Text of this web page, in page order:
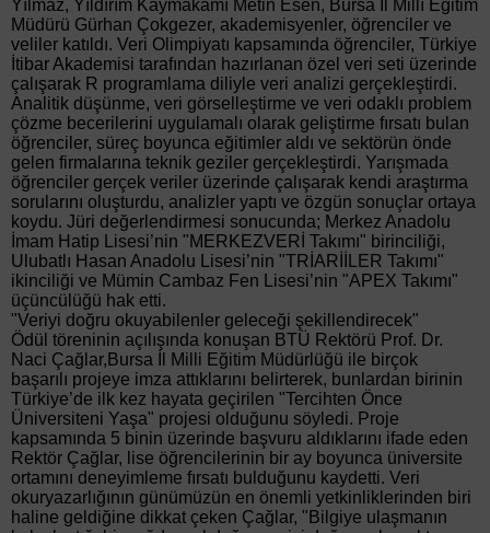
Yılmaz, Yıldırım Kaymakamı Metin Esen, Bursa İl Millî Eğitim
Müdürü Gürhan Çokgezer, akademisyenler, öğrenciler ve
veliler katıldı. Veri Olimpiyatı kapsamında öğrenciler, Türkiye
İtibar Akademisi tarafından hazırlanan özel veri seti üzerinde
çalışarak R programlama diliyle veri analizi gerçekleştirdi.
Analitik düşünme, veri görselleştirme ve veri odaklı problem
çözme becerilerini uygulamalı olarak geliştirme fırsatı bulan
öğrenciler, süreç boyunca eğitimler aldı ve sektörün önde
gelen firmalarına teknik geziler gerçekleştirdi. Yarışmada
öğrenciler gerçek veriler üzerinde çalışarak kendi araştırma
sorularını oluşturdu, analizler yaptı ve özgün sonuçlar ortaya
koydu. Jüri değerlendirmesi sonucunda; Merkez Anadolu
İmam Hatip Lisesi’nin "MERKEZVERİ Takımı" birinciliği,
Ulubatlı Hasan Anadolu Lisesi’nin "TRİARİİLER Takımı"
ikinciliği ve Mümin Cambaz Fen Lisesi’nin "APEX Takımı"
üçüncülüğü hak etti.
"Veriyi doğru okuyabilenler geleceği şekillendirecek"
Ödül töreninin açılışında konuşan BTÜ Rektörü Prof. Dr.
Naci Çağlar,Bursa İl Milli Eğitim Müdürlüğü ile birçok
başarılı projeye imza attıklarını belirterek, bunlardan birinin
Türkiye’de ilk kez hayata geçirilen "Tercihten Önce
Üniversiteni Yaşa" projesi olduğunu söyledi. Proje
kapsamında 5 binin üzerinde başvuru aldıklarını ifade eden
Rektör Çağlar, lise öğrencilerinin bir ay boyunca üniversite
ortamını deneyimleme fırsatı bulduğunu kaydetti. Veri
okuryazarlığının günümüzün en önemli yetkinliklerinden biri
haline geldiğine dikkat çeken Çağlar, "Bilgiye ulaşmanın